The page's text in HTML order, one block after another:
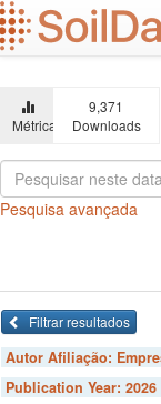
Ir
para
o
principal
Métricas
9,371
Downloads
Pesquisa avançada
Filtrar resultados
Autor Afiliação:
Publication Year: 2026